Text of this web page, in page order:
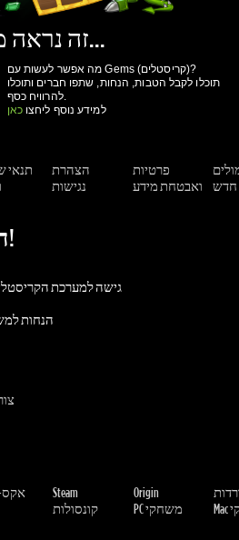
תוכלו לקבל הטבות, הנחות, שתפו חברים ותוכלו
למידע נוסף ליחצוכאן
תנאי הצהרת
נגישות
פרטיות
הרשם עכשיו!
הנחות
מרוץ הרפתקאות
אימה שונות